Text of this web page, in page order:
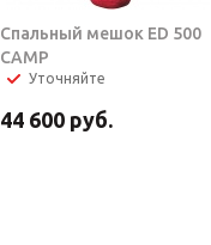
Спальный мешок ED 500
CAMP
Уточняйте
44 600руб.